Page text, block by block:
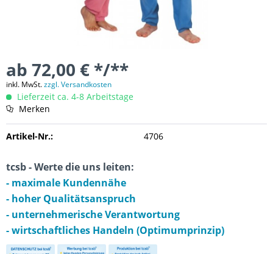
ab 72,00 € */**
inkl. MwSt.zzgl. Versandkosten
Lieferzeit ca. 4-8 Arbeitstage
Merken
Artikel-Nr.: 4706
tcsb - Werte die uns leiten:
- maximale Kundennähe
- hoher Qualitätsanspruch
- unternehmerische Verantwortung
- wirtschaftliches Handeln (Optimumprinzip)